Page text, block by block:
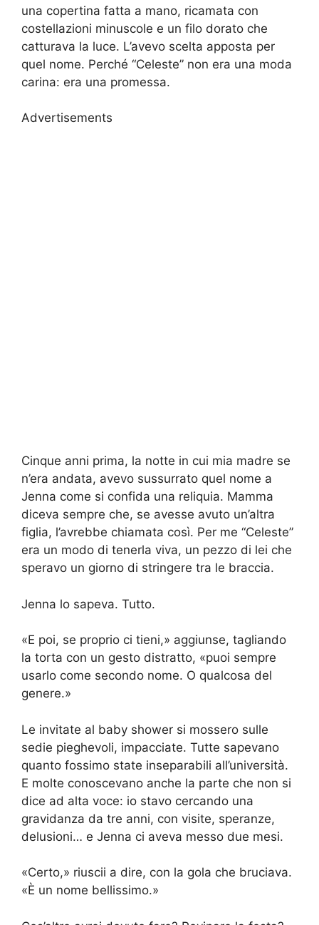
una copertina fatta a mano, ricamata con
costellazioni minuscole e un filo dorato che
catturava la luce. L’avevo scelta apposta per
quel nome. Perché “Celeste” non era una moda
carina: era una promessa.
Advertisements
Cinque anni prima, la notte in cui mia madre se
n’era andata, avevo sussurrato quel nome a
Jenna come si confida una reliquia. Mamma
diceva sempre che, se avesse avuto un’altra
figlia, l’avrebbe chiamata così. Per me “Celeste”
era un modo di tenerla viva, un pezzo di lei che
speravo un giorno di stringere tra le braccia.
Jenna lo sapeva. Tutto.
«E poi, se proprio ci tieni,» aggiunse, tagliando
la torta con un gesto distratto, «puoi sempre
usarlo come secondo nome. O qualcosa del
genere.»
Le invitate al baby shower si mossero sulle
sedie pieghevoli, impacciate. Tutte sapevano
quanto fossimo state inseparabili all’università.
E molte conoscevano anche la parte che non si
dice ad alta voce: io stavo cercando una
gravidanza da tre anni, con visite, speranze,
delusioni… e Jenna ci aveva messo due mesi.
«Certo,» riuscii a dire, con la gola che bruciava.
«È un nome bellissimo.»